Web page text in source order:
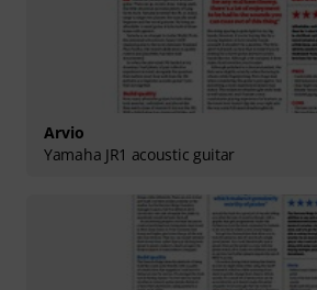
Arvio
Yamaha JR1 acoustic guitar